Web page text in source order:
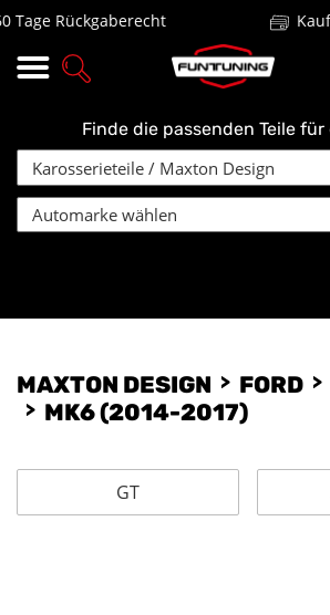
Tage Rückgaberecht Kauf
Finde die passenden Teile
MAXTON DESIGN FORD
MK6 (2014-2017)
GT